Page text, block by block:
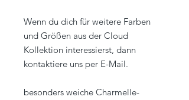
Wenn du dich für weitere Farben
und Größen aus der Cloud
Kollektion interessierst, dann
kontaktiere uns per E-Mail.
besonders weiche Charmelle-